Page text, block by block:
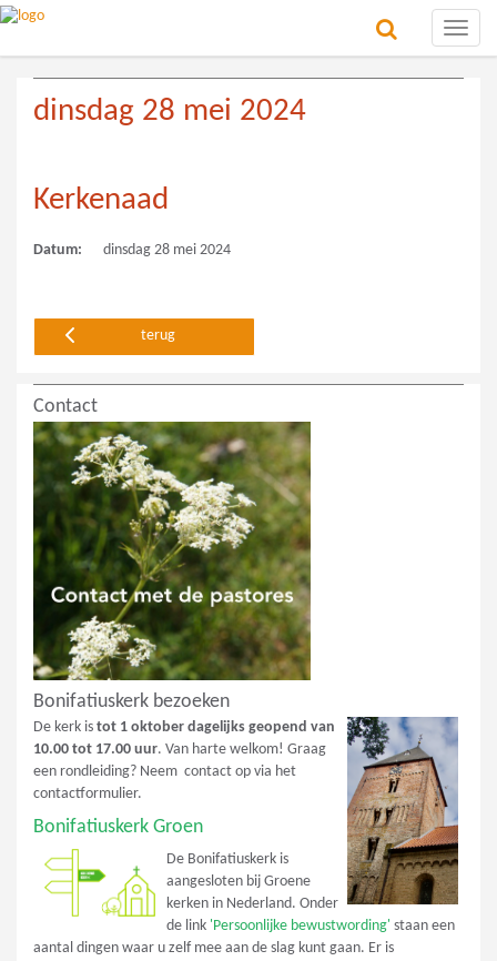
Toggle
dinsdag 28 mei 2024
Kerkenaad
Datum: dinsdag 28 mei 2024
terug
Contact
Bonifatiuskerk bezoeken
De kerk is tot 1 oktober dagelijks geopend van
10.00 tot 17.00 uur. Van harte welkom! Graag
een rondleiding? Neem contact op via het
contactformulier.
Bonifatiuskerk Groen
De Bonifatiuskerk is
aangesloten bij Groene
kerken in Nederland. Onder
de link 'Persoonlijke bewustwording' staan een
aantal dingen waar u zelf mee aan de slag kunt gaan. Er is